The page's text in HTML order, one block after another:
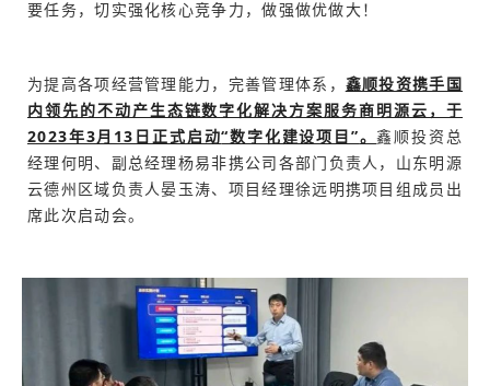
要任务，切实强化核心竞争力，做强做优做大！
为提高各项经营管理能力，完善管理体系， 鑫顺投资携手国
内领先的不动产生态链数字化解决方案服务商明源云，于
2023年3月13日正式启动“数字化建设项目”。鑫顺投资总
经理何明、副总经理杨易非携公司各部门负责人，山东明源
云德州区域负责人晏玉涛、项目经理徐远明携项目组成员出
席此次启动会。